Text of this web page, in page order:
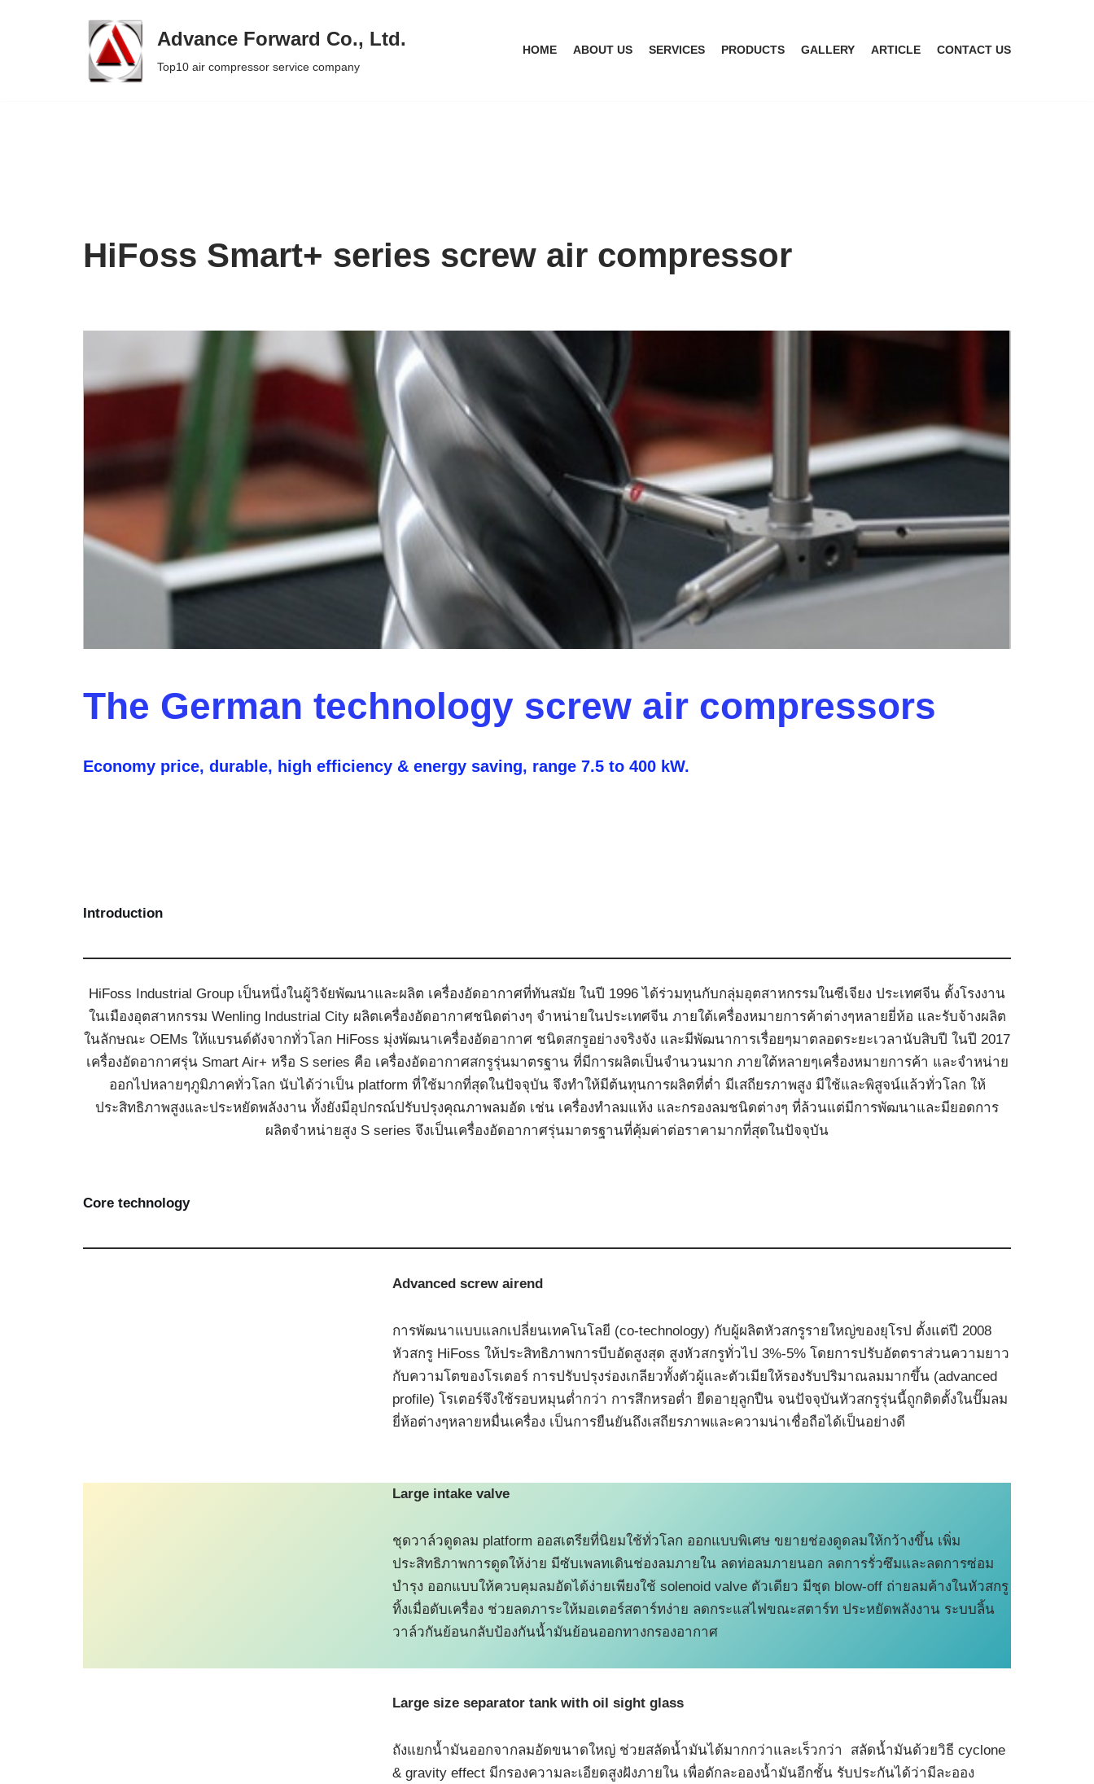
Advance Forward Co., Ltd.
Top10 air compressor service company
HOME ABOUT US SERVICES PRODUCTS GALLERY ARTICLE CONTACT US
HiFoss Smart+ series screw air compressor
The German technology screw air compressors
Economy price, durable, high efficiency & energy saving, range 7.5 to 400 kW.
Introduction
HiFoss Industrial Group เป็นหนึ่งในผู้วิจัยพัฒนาและผลิต เครื่องอัดอากาศที่ทันสมัย ในปี 1996 ได้ร่วมทุนกับกลุ่มอุตสาหกรรมในซีเจียง ประเทศจีน ตั้งโรงงาน
ในเมืองอุตสาหกรรม Wenling Industrial City ผลิตเครื่องอัดอากาศชนิดต่างๆ จำหน่ายในประเทศจีน ภายใต้เครื่องหมายการค้าต่างๆหลายยี่ห้อ และรับจ้างผลิต
ในลักษณะ OEMs ให้แบรนด์ดังจากทั่วโลก HiFoss มุ่งพัฒนาเครื่องอัดอากาศ ชนิดสกรูอย่างจริงจัง และมีพัฒนาการเรื่อยๆมาตลอดระยะเวลานับสิบปี ในปี 2017
เครื่องอัดอากาศรุ่น Smart Air+ หรือ S series คือ เครื่องอัดอากาศสกรูรุ่นมาตรฐาน ที่มีการผลิตเป็นจำนวนมาก ภายใต้หลายๆเครื่องหมายการค้า และจำหน่าย
ออกไปหลายๆภูมิภาคทั่วโลก นับได้ว่าเป็น platform ที่ใช้มากที่สุดในปัจจุบัน จึงทำให้มีต้นทุนการผลิตที่ต่ำ มีเสถียรภาพสูง มีใช้และพิสูจน์แล้วทั่วโลก ให้
ประสิทธิภาพสูงและประหยัดพลังงาน ทั้งยังมีอุปกรณ์ปรับปรุงคุณภาพลมอัด เช่น เครื่องทำลมแห้ง และกรองลมชนิดต่างๆ ที่ล้วนแต่มีการพัฒนาและมียอดการ
ผลิตจำหน่ายสูง S series จึงเป็นเครื่องอัดอากาศรุ่นมาตรฐานที่คุ้มค่าต่อราคามากที่สุดในปัจจุบัน
Core technology
Advanced screw airend
การพัฒนาแบบแลกเปลี่ยนเทคโนโลยี (co-technology) กับผู้ผลิตหัวสกรูรายใหญ่ของยุโรป ตั้งแต่ปี 2008
หัวสกรู HiFoss ให้ประสิทธิภาพการบีบอัดสูงสุด สูงหัวสกรูทั่วไป 3%-5% โดยการปรับอัตตราส่วนความยาว
กับความโตของโรเตอร์ การปรับปรุงร่องเกลียวทั้งตัวผู้และตัวเมียให้รองรับปริมาณลมมากขึ้น (advanced
profile) โรเตอร์จึงใช้รอบหมุนต่ำกว่า การสึกหรอต่ำ ยืดอายุลูกปืน จนปัจจุบันหัวสกรูรุ่นนี้ถูกติดตั้งในปั๊มลม
ยี่ห้อต่างๆหลายหมื่นเครื่อง เป็นการยืนยันถึงเสถียรภาพและความน่าเชื่อถือได้เป็นอย่างดี
Large intake valve
ชุดวาล์วดูดลม platform ออสเตรียที่นิยมใช้ทั่วโลก ออกแบบพิเศษ ขยายช่องดูดลมให้กว้างขึ้น เพิ่ม
ประสิทธิภาพการดูดให้ง่าย มีซับเพลทเดินช่องลมภายใน ลดท่อลมภายนอก ลดการรั่วซึมและลดการซ่อม
บำรุง ออกแบบให้ควบคุมลมอัดได้ง่ายเพียงใช้ solenoid valve ตัวเดียว มีชุด blow-off ถ่ายลมค้างในหัวสกรู
ทิ้งเมื่อดับเครื่อง ช่วยลดภาระให้มอเตอร์สตาร์ทง่าย ลดกระแสไฟขณะสตาร์ท ประหยัดพลังงาน ระบบลิ้น
วาล์วกันย้อนกลับป้องกันน้ำมันย้อนออกทางกรองอากาศ
Large size separator tank with oil sight glass
ถังแยกน้ำมันออกจากลมอัดขนาดใหญ่ ช่วยสลัดน้ำมันได้มากกว่าและเร็วกว่า สลัดน้ำมันด้วยวิธี cyclone
& gravity effect มีกรองความละเอียดสูงฝังภายใน เพื่อดักละอองน้ำมันอีกชั้น รับประกันได้ว่ามีละออง